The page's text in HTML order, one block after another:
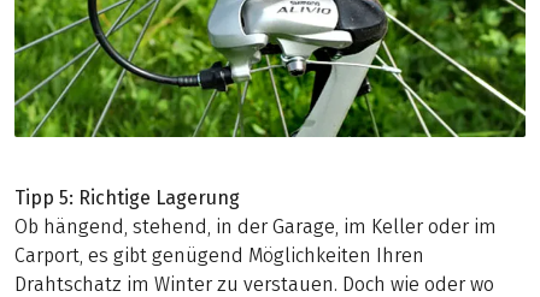
Tipp 5: Richtige Lagerung
Ob hängend, stehend, in der Garage, im Keller oder im
Carport, es gibt genügend Möglichkeiten Ihren
Drahtschatz im Winter zu verstauen. Doch wie oder wo